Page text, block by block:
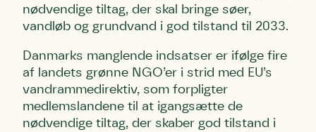
nødvendige tiltag, der skal bringe søer,
vandløb og grundvand i god tilstand til 2033.
Danmarks manglende indsatser er ifølge fire
af landets grønne NGO’er i strid med EU’s
vandrammedirektiv, som forpligter
medlemslandene til at igangsætte de
nødvendige tiltag, der skaber god tilstand i